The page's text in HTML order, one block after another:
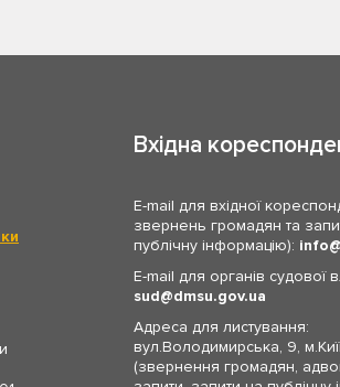
Вхідна
E-mail для вхідної
звернень громадян та
публічну інформацію): info
E-mail для органів судової
sud
dmsu.gov.ua
Адреса для листування:
вул.Володимирська, 9,
(звернення громадян,